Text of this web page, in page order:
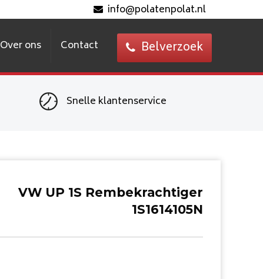
info@polatenpolat.nl
Over ons Contact Belverzoek
Snelle klantenservice
VW UP 1S Rembekrachtiger
1S1614105N